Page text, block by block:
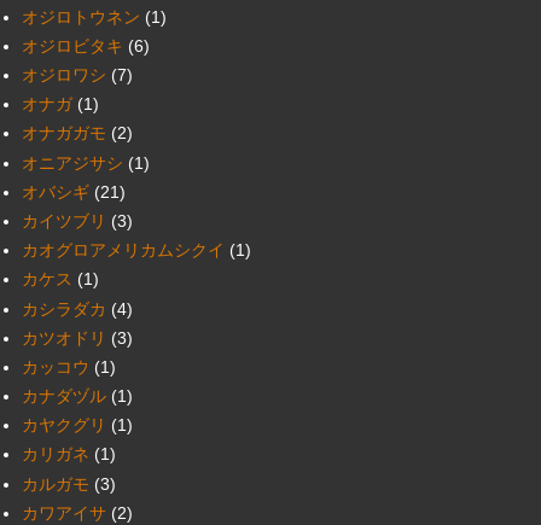
オジロトウネン (1)
オジロビタキ (6)
オジロワシ (7)
オナガ (1)
オナガガモ (2)
オニアジサシ (1)
オバシギ (21)
カイツブリ (3)
カオグロアメリカムシクイ (1)
カケス (1)
カシラダカ (4)
カツオドリ (3)
カッコウ (1)
カナダヅル (1)
カヤクグリ (1)
カリガネ (1)
カルガモ (3)
カワアイサ (2)